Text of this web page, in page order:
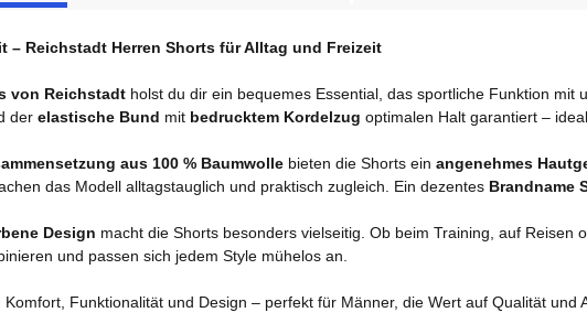
– Reichstadt Herren Shorts für Alltag und Freizeit
von Reichstadt holst du dir ein bequemes Essential, das sportliche Funktion mit
der elastische Bund mit bedrucktem Kordelzug optimalen Halt garantiert –
aus 100 % Baumwolle bieten die Shorts ein angenehmes
das Modell alltagstauglich und praktisch zugleich. Ein dezentes Brandname
Design macht die Shorts besonders vielseitig. Ob beim Training, auf
und passen sich jedem Style mühelos an.
Funktionalität und Design – perfekt für Männer, die Wert auf Qualität und